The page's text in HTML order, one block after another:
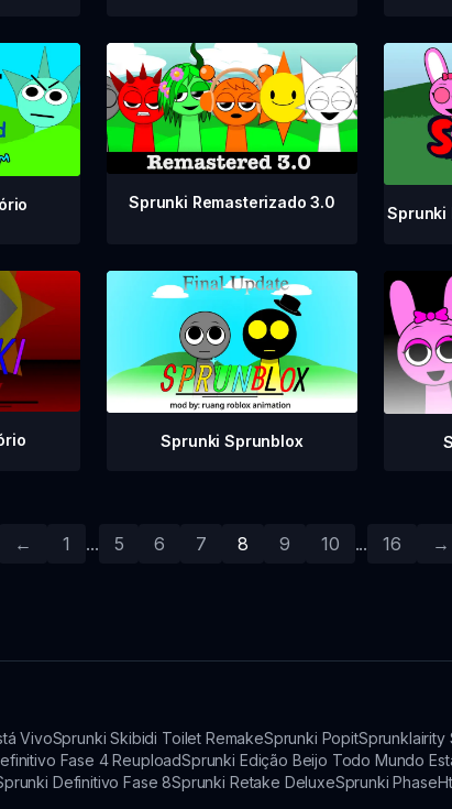
Sprunki Remasterizado 3.0
Sprunki
Sprunki Sprunblox
← 1 ... 5 6 7 8 9 10 ... 16 →
VivoSprunki Skibidi Toilet RemakeSprunki PopitSprunklairity
Fase 4 ReuploadSprunki Edição Beijo Todo Mundo
Definitivo Fase 8Sprunki Retake DeluxeSprunki Phase